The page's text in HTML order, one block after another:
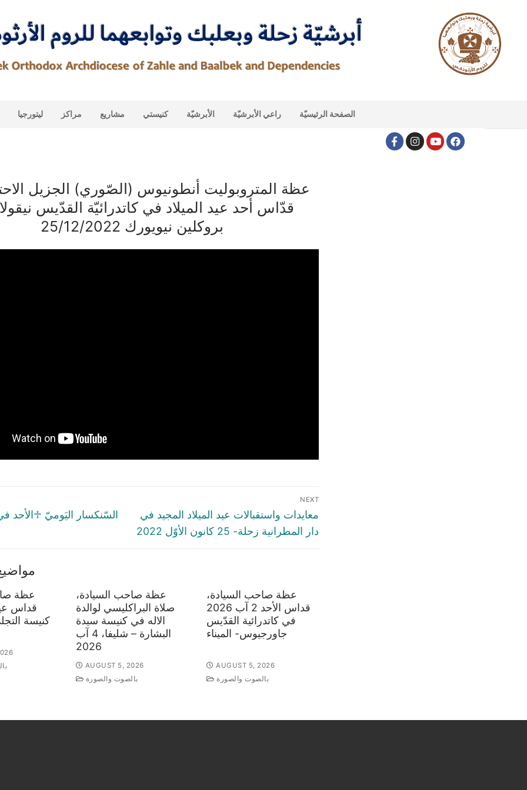
ليتورجيا مراكز مشاريع كنيستي الأبرشيّة راعي الأبرشيّة الصفحة الرئيسيّة
عظة المتروبوليت أنطونيوس (الصّوري) الجزيل
قدّاس أحد عيد الميلاد في كاتدرائيّة القدّيس
بروكلين نيويورك 25/12/2022
NEXT
Next
post:
معايدات واستقبالات عيد الميلاد المجيد في
دار المطرانية زحلة- 25 كانون الأوّل 2022
عظة
قداس
عظة صاحب السيادة،
صلاة البراكليسي لوالدة
الاله في كنيسة سيدة
البشارة – شليفا، 4 آب
2026
AUGUST 5, 2026
بالصوت والصورة
عظة صاحب السيادة،
قداس الأحد 2 آب 2026
في كاتدرائية القدّيس
جاورجيوس- الميناء
AUGUST 5, 2026
بالصوت والصورة